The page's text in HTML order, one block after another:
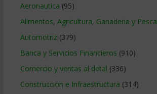
Aeronautica (95)
Alimentos, Agricultura, Ganaderia y Pesca
Automotriz(379)
Banca y Servicios Financieros (910)
Comercio y ventas al detal (336)
Construccion e Infraestructura (314)